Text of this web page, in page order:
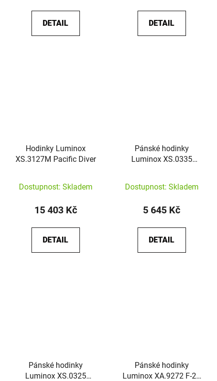
DETAIL DETAIL
Hodinky Luminox
XS.3127M Pacific Diver
Dostupnost: Skladem
15 403 Kč
DETAIL
Pánské hodinky
Luminox XS.0335
Dostupnost: Skladem
5 645 Kč
DETAIL
Pánské hodinky
Luminox XS.0325
Pánské hodinky
Luminox XA.9272 F-22